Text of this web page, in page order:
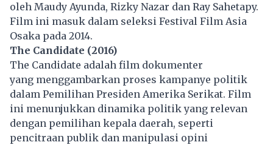
oleh Maudy Ayunda, Rizky Nazar dan Ray Sahetapy.
Film ini masuk dalam seleksi Festival Film Asia
Osaka pada 2014.
The Candidate (2016)
The Candidate adalah film dokumenter
yang menggambarkan proses kampanye politik
dalam Pemilihan Presiden Amerika Serikat. Film
ini menunjukkan dinamika politik yang relevan
dengan pemilihan kepala daerah, seperti
pencitraan publik dan manipulasi opini